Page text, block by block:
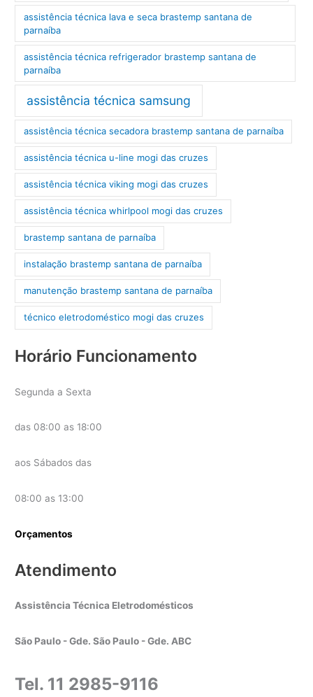
assistência técnica lava e seca brastemp santana de
parnaíba
assistência técnica refrigerador brastemp santana de
parnaíba
assistência técnica samsung
assistência técnica secadora brastemp santana de parnaíba
assistência técnica u-line mogi das cruzes
assistência técnica viking mogi das cruzes
assistência técnica whirlpool mogi das cruzes
brastemp santana de parnaíba
instalação brastemp santana de parnaíba
manutenção brastemp santana de parnaíba
técnico eletrodoméstico mogi das cruzes
Horário Funcionamento
Segunda a Sexta
das 08:00 as 18:00
aos Sábados das
08:00 as 13:00
Orçamentos
Atendimento
Assistência Técnica Eletrodomésticos
São Paulo - Gde. São Paulo - Gde. ABC
Tel. 11 2985-9116